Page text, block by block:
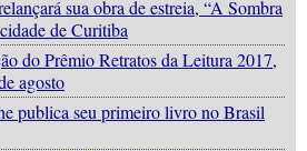
sua obra de estreia, “A Sombra
de Curitiba
do Prêmio Retratos da Leitura 2017,
agosto
publica seu primeiro livro no Brasil